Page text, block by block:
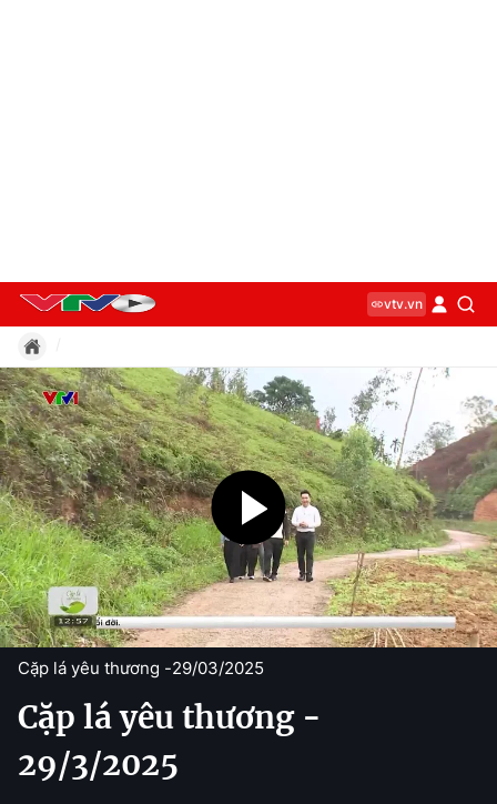
vtv.vn
Cặp lá yêu thương -29/03/2025
Cặp lá yêu thương -
29/3/2025